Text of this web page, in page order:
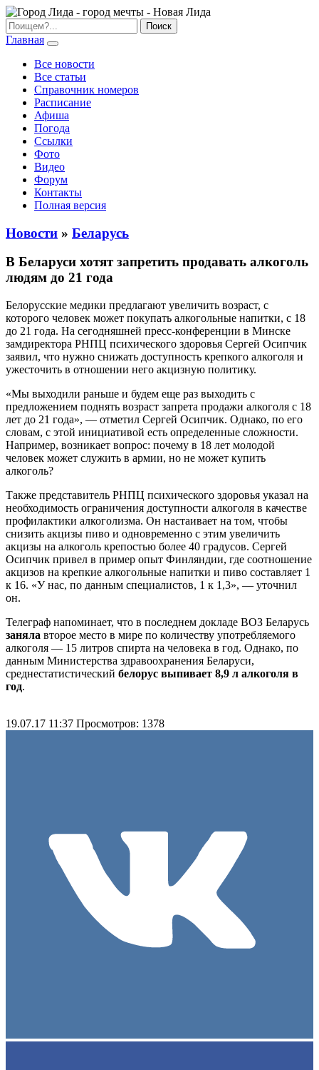
Главная
Все новости
Все статьи
Справочник номеров
Расписание
Афиша
Погода
Ссылки
Фото
Видео
Форум
Контакты
Полная версия
Новости » Беларусь
В Беларуси хотят запретить продавать алкоголь
людям до 21 года
Белорусские медики предлагают увеличить возраст, с
которого человек может покупать алкогольные напитки, с 18
до 21 года. На сегодняшней пресс-конференции в Минске
замдиректора РНПЦ психического здоровья Сергей Осипчик
заявил, что нужно снижать доступность крепкого алкоголя и
ужесточить в отношении него акцизную политику.
«Мы выходили раньше и будем еще раз выходить с
предложением поднять возраст запрета продажи алкоголя с 18
лет до 21 года», — отметил Сергей Осипчик. Однако, по его
словам, с этой инициативой есть определенные сложности.
Например, возникает вопрос: почему в 18 лет молодой
человек может служить в армии, но не может купить
алкоголь?
Также представитель РНПЦ психического здоровья указал на
необходимость ограничения доступности алкоголя в качестве
профилактики алкоголизма. Он настаивает на том, чтобы
снизить акцизы пиво и одновременно с этим увеличить
акцизы на алкоголь крепостью более 40 градусов. Сергей
Осипчик привел в пример опыт Финляндии, где соотношение
акцизов на крепкие алкогольные напитки и пиво составляет 1
к 16. «У нас, по данным специалистов, 1 к 1,3», — уточнил
он.
Телеграф напоминает, что в последнем докладе ВОЗ Беларусь
заняла второе место в мире по количеству употребляемого
алкоголя — 15 литров спирта на человека в год. Однако, по
данным Министерства здравоохранения Беларуси,
среднестатистический белорус выпивает 8,9 л алкоголя в
год.
19.07.17 11:37 Просмотров: 1378